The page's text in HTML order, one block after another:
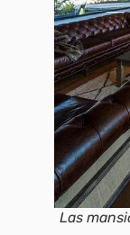
Las